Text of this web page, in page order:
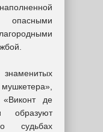
опасными
де
образуют
судьбах